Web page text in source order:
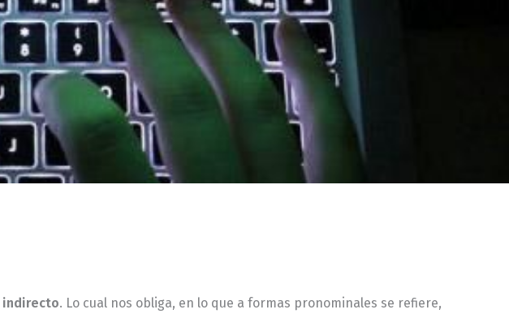
indirecto. Lo cual nos obliga, en lo que a formas pronominales se refiere,